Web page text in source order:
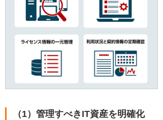
（1）管理すべきIT資産を明確化